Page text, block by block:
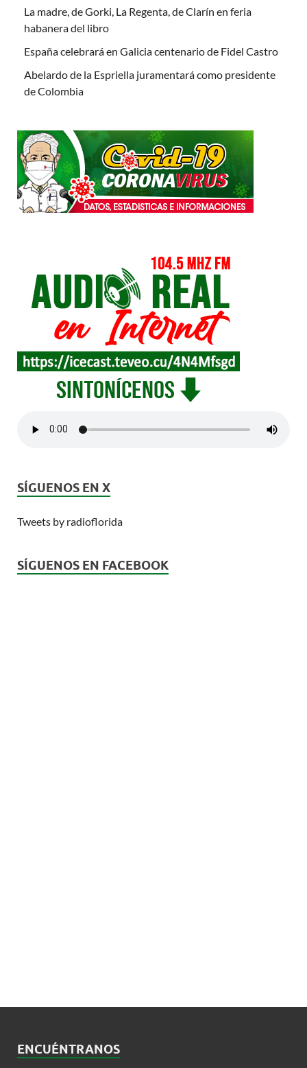
La madre, de Gorki, La Regenta, de Clarín en feria
habanera del libro
España celebrará en Galicia centenario de Fidel Castro
Abelardo de la Espriella juramentará como presidente
de Colombia
SÍGUENOS EN X
Tweets by radioflorida
SÍGUENOS EN FACEBOOK
ENCUÉNTRANOS